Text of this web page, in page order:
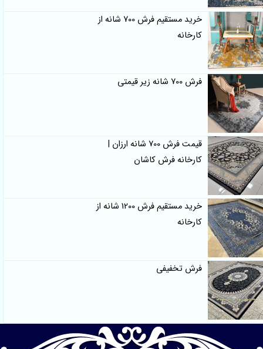
خرید مستقیم فرش 700 شانه از
کارخانه
فرش 700 شانه زیر قیمتی
قیمت فرش 700 شانه ارزان |
کارخانه فرش کاشان
خرید مستقیم فرش 1200 شانه از
کارخانه
فرش تخفیفی